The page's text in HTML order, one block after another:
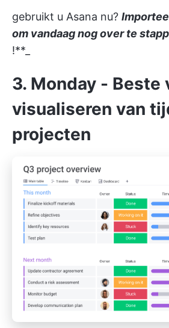
gebruikt u Asana nu?
om vandaag nog over te
!**_
3. Monday - Beste
visualiseren van
projecten